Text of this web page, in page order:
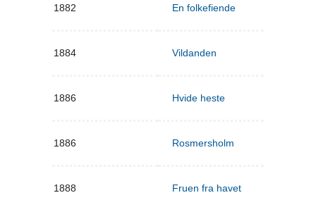
1882 En folkefiende
1884 Vildanden
1886 Hvide heste
1886 Rosmersholm
1888 Fruen fra havet